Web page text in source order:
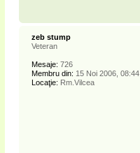
zeb stump
Veteran
Mesaje: 726
Membru din: 15 Noi 2006, 08:44
Locaţie: Rm.Vilcea